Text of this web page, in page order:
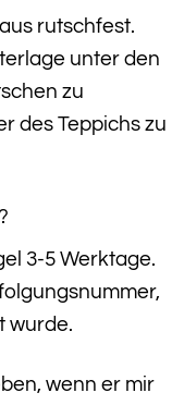
rutschfest.
unter den
zu
des Teppichs zu
3-5 Werktage.
wurde.
wenn er mir